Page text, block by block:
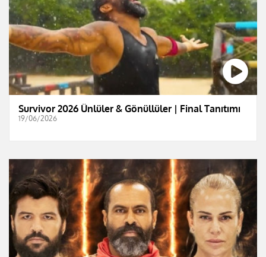
Survivor 2026 Ünlüler & Gönüllüler | Final Tanıtımı
19/06/2026